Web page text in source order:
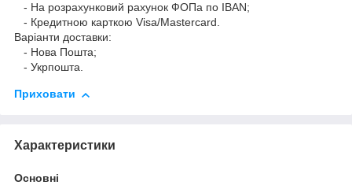
- На розрахунковий рахунок ФОПа по IBAN;
- Кредитною карткою Visa/Mastercard.
Варіанти доставки:
- Нова Пошта;
- Укрпошта.
Приховати
Характеристики
Основні